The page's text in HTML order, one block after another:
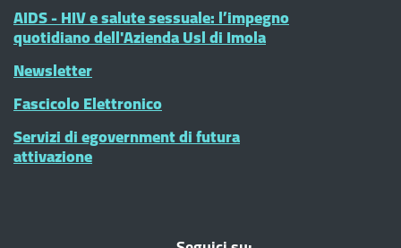
AIDS - HIV e salute sessuale: l’impegno
quotidiano dell'Azienda Usl di Imola
Newsletter
Fascicolo Elettronico
Servizi di egovernment di futura
attivazione